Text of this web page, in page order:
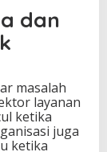
dan
masalah
layanan
ketika
juga
ketika